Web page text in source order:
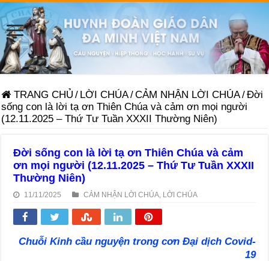
TRANG CHỦ / LỜI CHÚA/CẢM NHẬN LỜI CHÚA/Đời
sống con là lời tạ ơn Thiên Chúa và cảm ơn mọi người
(12.11.2025 – Thứ Tư Tuần XXXII Thường Niên)
Đời sống con là lời tạ ơn Thiên Chúa và cảm
ơn mọi người (12.11.2025 – Thứ Tư Tuần XXXII
Thường Niên)
11/11/2025 CẢM NHẬN LỜI CHÚA LỜI CHÚA
Chuỗi Kinh cầu nguyện trong cơn Đại dịch Covid-
19